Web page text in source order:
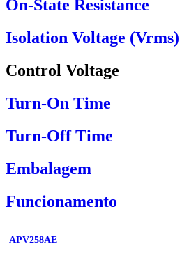
On-State Resistance
Isolation Voltage (Vrms)
Control Voltage
Turn-On Time
Turn-Off Time
Embalagem
Funcionamento
APV258AE